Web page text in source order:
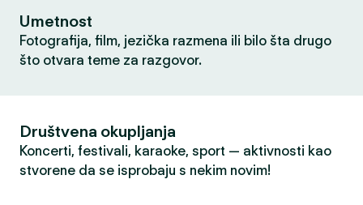
Umetnost
Fotografija, film, jezička razmena ili bilo šta drugo
što otvara teme za razgovor.
Društvena okupljanja
Koncerti, festivali, karaoke, sport — aktivnosti kao
stvorene da se isprobaju s nekim novim!